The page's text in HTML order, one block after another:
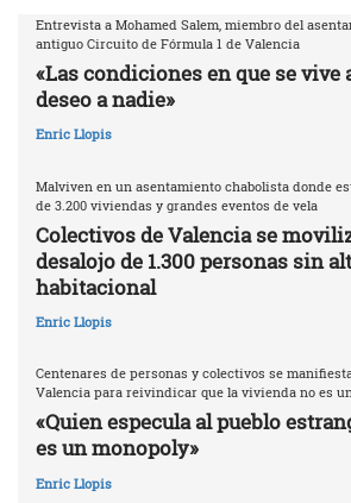
Entrevista a Mohamed Salem, miembro del
antiguo Circuito de Fórmula 1 de Valencia
«Las condiciones en que se vive
deseo a nadie»
Enric Llopis
Malviven en un asentamiento chabolista donde
de 3.200 viviendas y grandes eventos de vela
Colectivos de Valencia se
desalojo de 1.300 personas sin
habitacional
Enric Llopis
Centenares de personas y colectivos se
Valencia para reivindicar que la vivienda no es
«Quien especula al pueblo
es un monopoly»
Enric Llopis